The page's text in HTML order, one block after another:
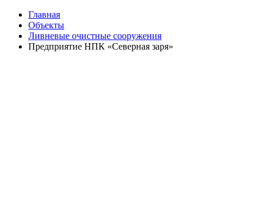
Главная
Объекты
Ливневые очистные сооружения
Предприятие НПК «Северная заря»